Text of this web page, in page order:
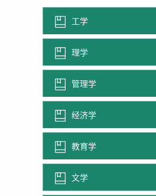
工学
理学
管理学
经济学
教育学
文学